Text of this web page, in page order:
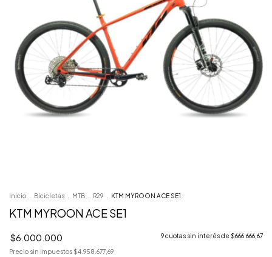
Inicio Bicicletas MTB R29 KTM MYROON ACE SE1
KTM MYROON ACE SE1
$6.000.000 9cuotas sin interés de $666.666,67
Precio sin impuestos $4.958.677,69